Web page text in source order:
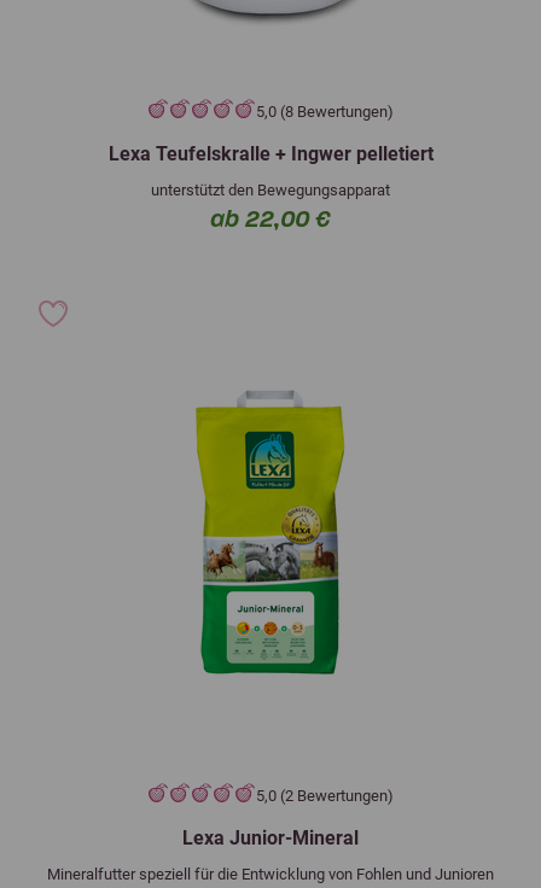
5,0 (8 Bewertungen)
Lexa Teufelskralle + Ingwer pelletiert
unterstützt den Bewegungsapparat
ab 22,00 €
5,0 (2 Bewertungen)
Lexa Junior-Mineral
Mineralfutter speziell für die Entwicklung von Fohlen und Junioren